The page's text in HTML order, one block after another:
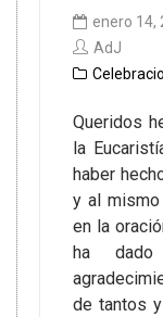
enero 14,
AdJ
Queridos
la
haber
y al
en la
ha
de tantos